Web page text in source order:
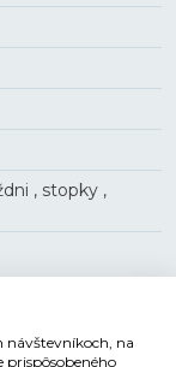
, stopky ,
návštevníkoch, na
prispôsobeného